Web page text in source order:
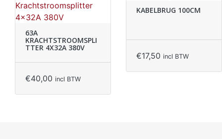
63A
KRACHTSTROOMSPLI
TTER 4X32A 380V
€40,00 incl BTW
KABELBRUG 100CM
€17,50 incl BTW